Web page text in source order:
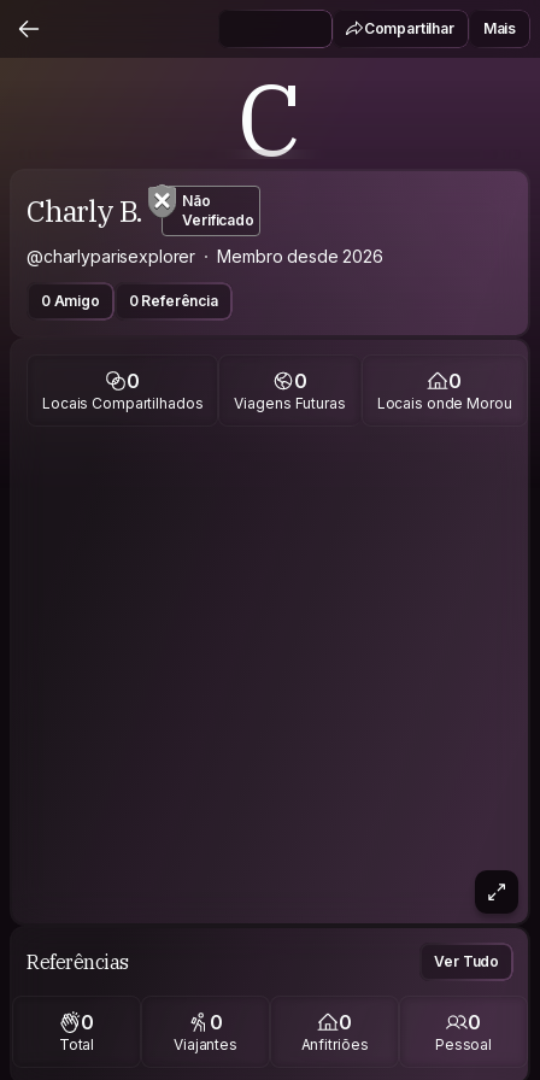
Compartilhar Mais
C
Charly B.
Não
Verificado
@charlyparisexplorer Membro desde 2026
0 Amigo 0 Referência
0
Locais Compartilhados
0
Viagens Futuras
0
Locais onde Morou
Referências Ver Tudo
0
Total
0
Viajantes
0
Anfitriões
0
Pessoal